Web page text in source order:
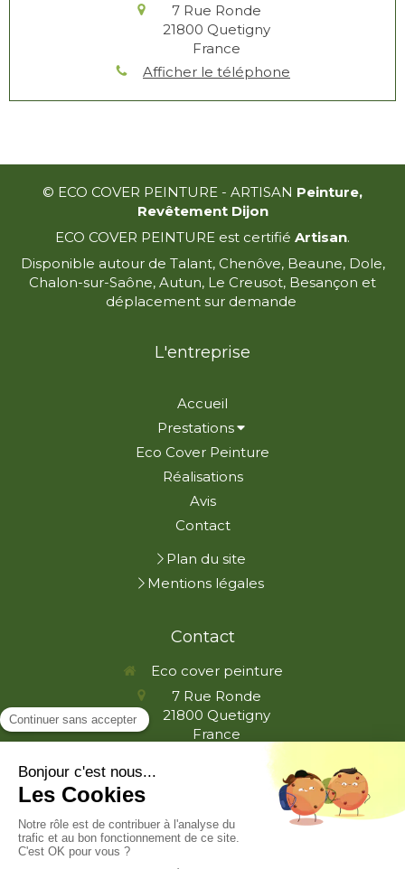
7 Rue Ronde
21800 Quetigny
France
Afficher le téléphone
© ECO COVER PEINTURE - ARTISAN Peinture,
Revêtement Dijon
ECO COVER PEINTURE est certifié Artisan.
Disponible autour de Talant, Chenôve, Beaune, Dole,
Chalon-sur-Saône, Autun, Le Creusot, Besançon et
déplacement sur demande
L'entreprise
Accueil
Prestations
Eco Cover Peinture
Réalisations
Avis
Contact
Plan du site
Mentions légales
Contact
Eco cover peinture
7 Rue Ronde
21800 Quetigny
France